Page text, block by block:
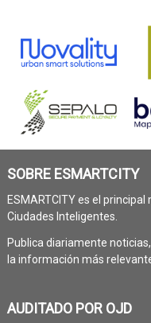
SOBRE ESMARTCITY
ESMARTCITY es el
Ciudades Inteligentes.
Publica diariamente
la información más
AUDITADO POR OJD